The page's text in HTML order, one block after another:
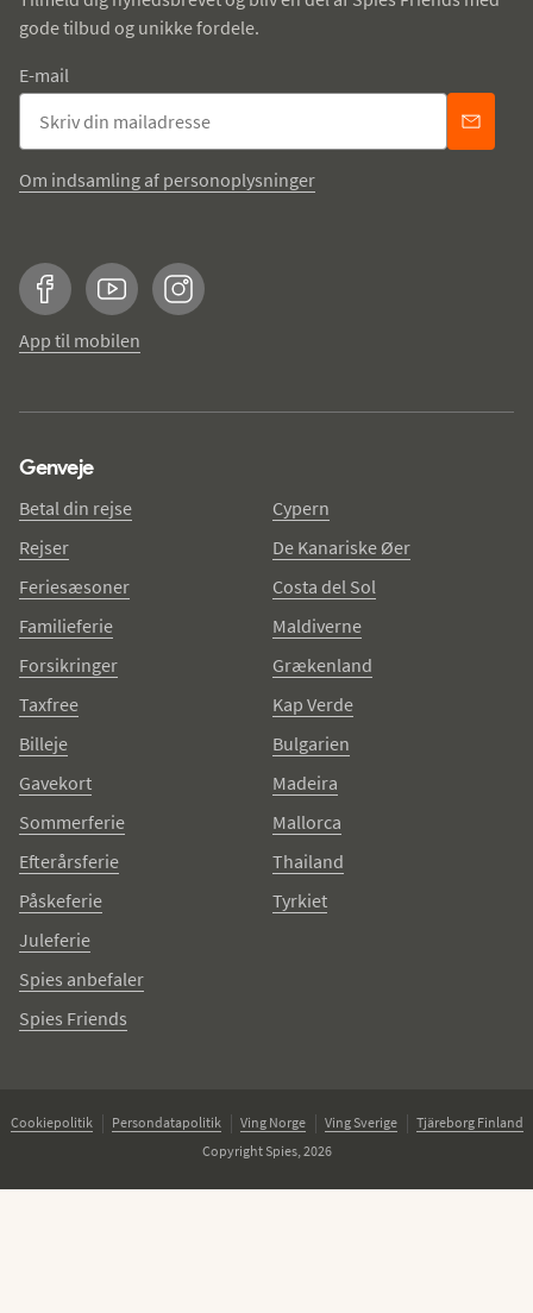
gode tilbud og unikke fordele.
E-mail
Om indsamling af personoplysninger
FacebookYouTubeInstagram
App til mobilen
Genveje
Betal din rejse
Rejser
Feriesæsoner
Familieferie
Forsikringer
Taxfree
Billeje
Gavekort
Sommerferie
Efterårsferie
Påskeferie
Juleferie
Spies anbefaler
Spies Friends
Cypern
De Kanariske Øer
Costa del Sol
Maldiverne
Grækenland
Kap Verde
Bulgarien
Madeira
Mallorca
Thailand
Tyrkiet
Cookiepolitik Persondatapolitik Ving Norge Ving Sverige
Tjäreborg Finland
Copyright Spies, 2026